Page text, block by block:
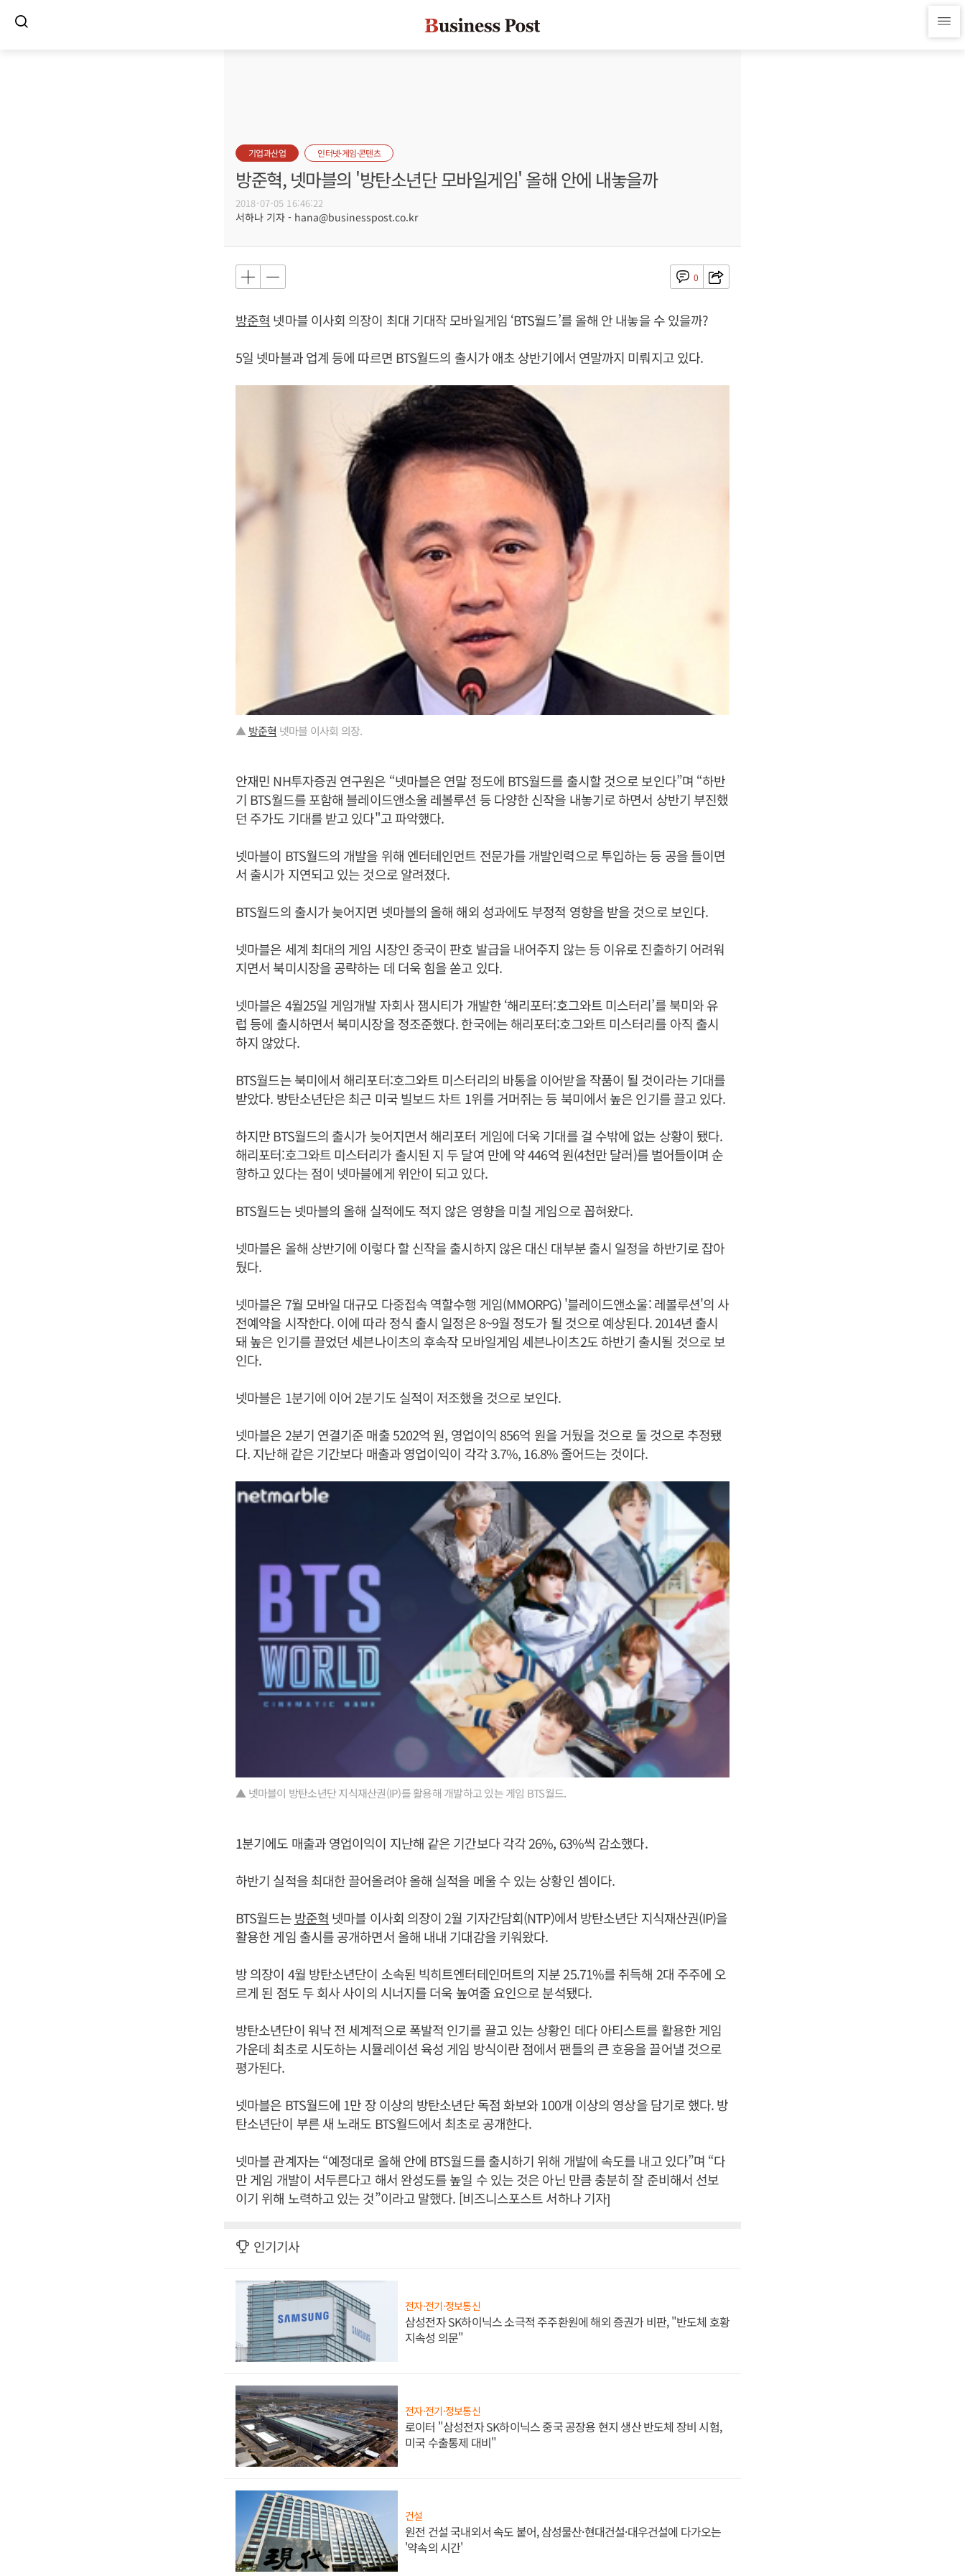
기업과산업 인터넷·게임·콘텐츠
방준혁, 넷마블의 '방탄소년단 모바일게임' 올해 안에 내놓을까
2018-07-05 16:46:22
서하나 기자 - hana@businesspost.co.kr
0
방준혁 넷마블 이사회 의장이 최대 기대작 모바일게임 ‘BTS월드’를 올해 안 내놓을 수 있을까?
5일 넷마블과 업계 등에 따르면 BTS월드의 출시가 애초 상반기에서 연말까지 미뤄지고 있다.
▲ 방준혁 넷마블 이사회 의장.
안재민 NH투자증권 연구원은 “넷마블은 연말 정도에 BTS월드를 출시할 것으로 보인다”며 “하반
기 BTS월드를 포함해 블레이드앤소울 레볼루션 등 다양한 신작을 내놓기로 하면서 상반기 부진했
던 주가도 기대를 받고 있다"고 파악했다.
넷마블이 BTS월드의 개발을 위해 엔터테인먼트 전문가를 개발인력으로 투입하는 등 공을 들이면
서 출시가 지연되고 있는 것으로 알려졌다.
BTS월드의 출시가 늦어지면 넷마블의 올해 해외 성과에도 부정적 영향을 받을 것으로 보인다.
넷마블은 세계 최대의 게임 시장인 중국이 판호 발급을 내어주지 않는 등 이유로 진출하기 어려워
지면서 북미시장을 공략하는 데 더욱 힘을 쏟고 있다.
넷마블은 4월25일 게임개발 자회사 잼시티가 개발한 ‘해리포터:호그와트 미스터리’를 북미와 유
럽 등에 출시하면서 북미시장을 정조준했다. 한국에는 해리포터:호그와트 미스터리를 아직 출시
하지 않았다.
BTS월드는 북미에서 해리포터:호그와트 미스터리의 바통을 이어받을 작품이 될 것이라는 기대를
받았다. 방탄소년단은 최근 미국 빌보드 차트 1위를 거머쥐는 등 북미에서 높은 인기를 끌고 있다.
하지만 BTS월드의 출시가 늦어지면서 해리포터 게임에 더욱 기대를 걸 수밖에 없는 상황이 됐다.
해리포터:호그와트 미스터리가 출시된 지 두 달여 만에 약 446억 원(4천만 달러)를 벌어들이며 순
항하고 있다는 점이 넷마블에게 위안이 되고 있다.
BTS월드는 넷마블의 올해 실적에도 적지 않은 영향을 미칠 게임으로 꼽혀왔다.
넷마블은 올해 상반기에 이렇다 할 신작을 출시하지 않은 대신 대부분 출시 일정을 하반기로 잡아
뒀다.
넷마블은 7월 모바일 대규모 다중접속 역할수행 게임(MMORPG) '블레이드앤소울: 레볼루션'의 사
전예약을 시작한다. 이에 따라 정식 출시 일정은 8~9월 정도가 될 것으로 예상된다. 2014년 출시
돼 높은 인기를 끌었던 세븐나이츠의 후속작 모바일게임 세븐나이츠2도 하반기 출시될 것으로 보
인다.
넷마블은 1분기에 이어 2분기도 실적이 저조했을 것으로 보인다.
넷마블은 2분기 연결기준 매출 5202억 원, 영업이익 856억 원을 거뒀을 것으로 둘 것으로 추정됐
다. 지난해 같은 기간보다 매출과 영업이익이 각각 3.7%, 16.8% 줄어드는 것이다.
▲ 넷마블이 방탄소년단 지식재산권(IP)를 활용해 개발하고 있는 게임 BTS월드.
1분기에도 매출과 영업이익이 지난해 같은 기간보다 각각 26%, 63%씩 감소했다.
하반기 실적을 최대한 끌어올려야 올해 실적을 메울 수 있는 상황인 셈이다.
BTS월드는방준혁 넷마블 이사회 의장이 2월 기자간담회(NTP)에서 방탄소년단 지식재산권(IP)을
활용한 게임 출시를 공개하면서 올해 내내 기대감을 키워왔다.
방 의장이 4월 방탄소년단이 소속된 빅히트엔터테인머트의 지분 25.71%를 취득해 2대 주주에 오
르게 된 점도 두 회사 사이의 시너지를 더욱 높여줄 요인으로 분석됐다.
방탄소년단이 워낙 전 세계적으로 폭발적 인기를 끌고 있는 상황인 데다 아티스트를 활용한 게임
가운데 최초로 시도하는 시뮬레이션 육성 게임 방식이란 점에서 팬들의 큰 호응을 끌어낼 것으로
평가된다.
넷마블은 BTS월드에 1만 장 이상의 방탄소년단 독점 화보와 100개 이상의 영상을 담기로 했다. 방
탄소년단이 부른 새 노래도 BTS월드에서 최초로 공개한다.
넷마블 관계자는 “예정대로 올해 안에 BTS월드를 출시하기 위해 개발에 속도를 내고 있다”며 “다
만 게임 개발이 서두른다고 해서 완성도를 높일 수 있는 것은 아닌 만큼 충분히 잘 준비해서 선보
이기 위해 노력하고 있는 것”이라고 말했다. [비즈니스포스트 서하나 기자]
인기기사
전자·전기·정보통신
삼성전자 SK하이닉스 소극적 주주환원에 해외 증권가 비판, "반도체 호황
지속성 의문"
전자·전기·정보통신
로이터 "삼성전자 SK하이닉스 중국 공장용 현지 생산 반도체 장비 시험,
미국 수출통제 대비"
건설
원전 건설 국내외서 속도 붙어, 삼성물산·현대건설·대우건설에 다가오는
'약속의 시간'